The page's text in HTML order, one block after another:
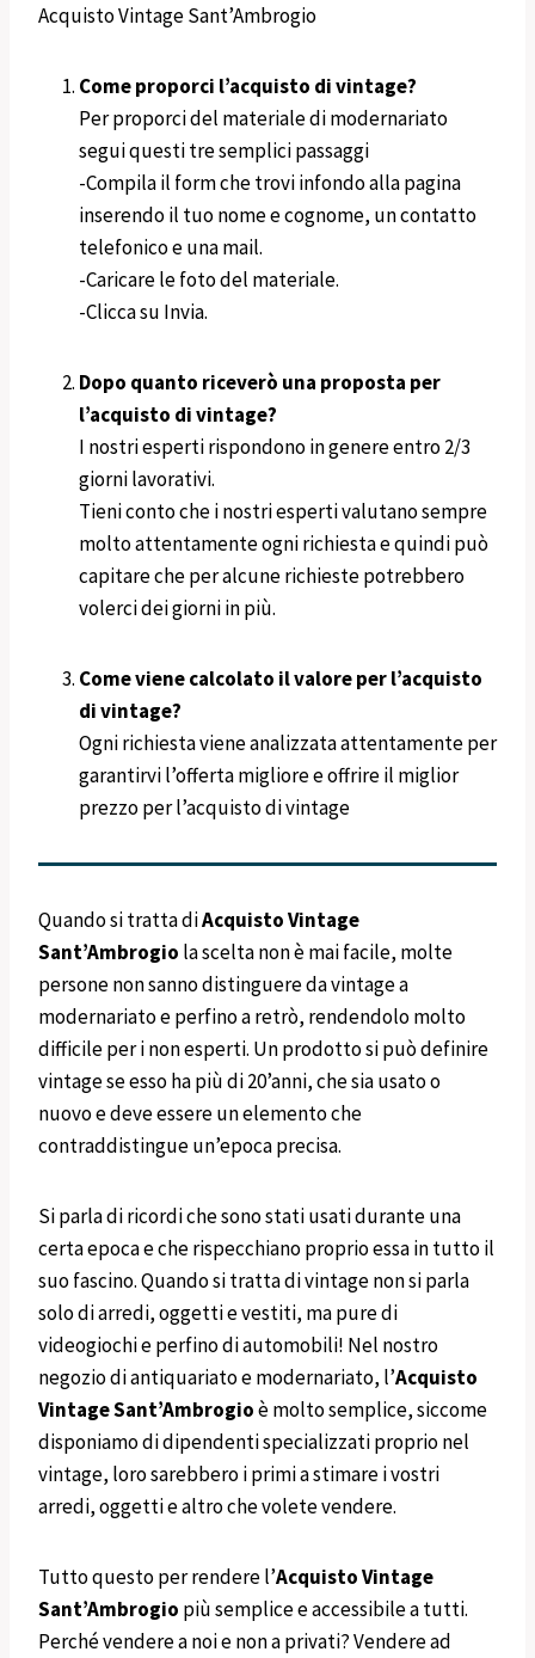
Acquisto Vintage Sant’Ambrogio
Come proporci l’acquisto di vintage?
Per proporci del materiale di modernariato
segui questi tre semplici passaggi
-Compila il form che trovi infondo alla pagina
inserendo il tuo nome e cognome, un contatto
telefonico e una mail.
-Caricare le foto del materiale.
-Clicca su Invia.
Dopo quanto riceverò una proposta per
l’acquisto di vintage?
I nostri esperti rispondono in genere entro 2/3
giorni lavorativi.
Tieni conto che i nostri esperti valutano sempre
molto attentamente ogni richiesta e quindi può
capitare che per alcune richieste potrebbero
volerci dei giorni in più.
Come viene calcolato il valore per l’acquisto
di vintage?
Ogni richiesta viene analizzata attentamente per
garantirvi l’offerta migliore e offrire il miglior
prezzo per l’acquisto di vintage
Quando si tratta diAcquisto Vintage
Sant’Ambrogio la scelta non è mai facile, molte
persone non sanno distinguere da vintage a
modernariato e perfino a retrò, rendendolo molto
difficile per i non esperti. Un prodotto si può definire
vintage se esso ha più di 20’anni, che sia usato o
nuovo e deve essere un elemento che
contraddistingue un’epoca precisa.
Si parla di ricordi che sono stati usati durante una
certa epoca e che rispecchiano proprio essa in tutto il
suo fascino. Quando si tratta di vintage non si parla
solo di arredi, oggetti e vestiti, ma pure di
videogiochi e perfino di automobili! Nel nostro
negozio di antiquariato e modernariato, l’Acquisto
VintageSant’Ambrogioè molto semplice, siccome
disponiamo di dipendenti specializzati proprio nel
vintage, loro sarebbero i primi a stimare i vostri
arredi, oggetti e altro che volete vendere.
Tutto questo per rendere l’Acquisto Vintage
Sant’Ambrogio più semplice e accessibile a tutti.
Perché vendere a noi e non a privati? Vendere ad